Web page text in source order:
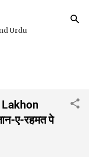
Urdu
ए-रहमत पे